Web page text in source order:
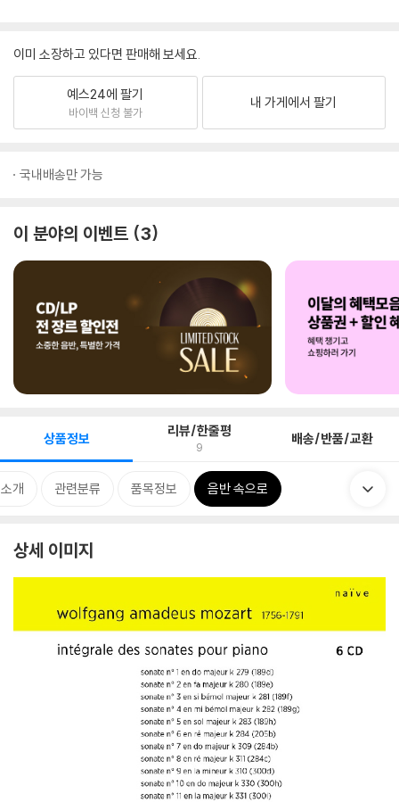
이미 소장하고 있다면 판매해 보세요.
예스24에 팔기
바이백 신청 불가
내 가게에서 팔기
국내배송만 가능
이 분야의 이벤트 3
상품정보 리뷰/한줄평
9 배송/반품/교환
개 관련분류 품목정보 음반 속으로
상세 이미지